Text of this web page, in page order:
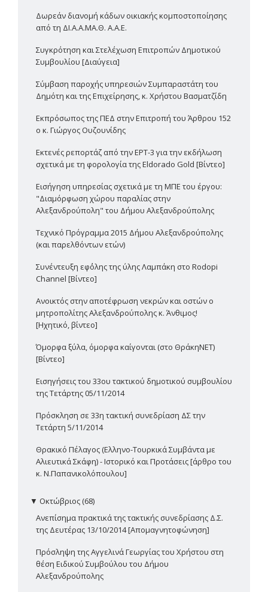
Δωρεάν διανομή κάδων οικιακής κομποστοποίησης
από τη ΔΙ.Α.Α.ΜΑ.Θ. Α.Α.Ε.
Συγκρότηση και Στελέχωση Επιτροπών Δημοτικού
Συμβουλίου [Διαύγεια]
Σύμβαση παροχής υπηρεσιών Συμπαραστάτη του
Δημότη και της Επιχείρησης, κ. Χρήστου Βασματζίδη
Εκπρόσωπος της ΠΕΔ στην Επιτροπή του Άρθρου 152
ο κ. Γιώργος Ουζουνίδης
Εκτενές ρεπορτάζ από την ΕΡΤ-3 για την εκδήλωση
σχετικά με τη φορολογία της Eldorado Gold [Βίντεο]
Εισήγηση υπηρεσίας σχετικά με τη ΜΠΕ του έργου:
"Διαμόρφωση χώρου παραλίας στην
Αλεξανδρούπολη" του Δήμου Αλεξανδρούπολης
Τεχνικό Πρόγραμμα 2015 Δήμου Αλεξανδρούπολης
(και παρελθόντων ετών)
Συνέντευξη εφ΄όλης της ύλης Λαμπάκη στο Rodopi
Channel [Βίντεο]
Ανοικτός στην αποτέφρωση νεκρών και οστών ο
μητροπολίτης Αλεξανδρούπολης κ. Άνθιμος!
[Ηχητικό, βίντεο]
Όμορφα ξύλα, όμορφα καίγονται (στο ΘράκηΝΕΤ)
[Βίντεο]
Εισηγήσεις του 33ου τακτικού δημοτικού συμβουλίου
της Τετάρτης 05/11/2014
Πρόσκληση σε 33η τακτική συνεδρίαση ΔΣ την
Τετάρτη 5/11/2014
Θρακικό Πέλαγος (Ελληνο-Τουρκικά Συμβάντα με
Αλιευτικά Σκάφη) - Ιστορικό και Προτάσεις [άρθρο του
κ. Ν.Παπανικολόπουλου]
▼ Οκτώβριος (68)
Ανεπίσημα πρακτικά της τακτικής συνεδρίασης Δ.Σ.
της Δευτέρας 13/10/2014 [Απομαγνητοφώνηση]
Πρόσληψη της Αγγελινά Γεωργίας του Χρήστου στη
θέση Ειδικού Συμβούλου του Δήμου
Αλεξανδρούπολης